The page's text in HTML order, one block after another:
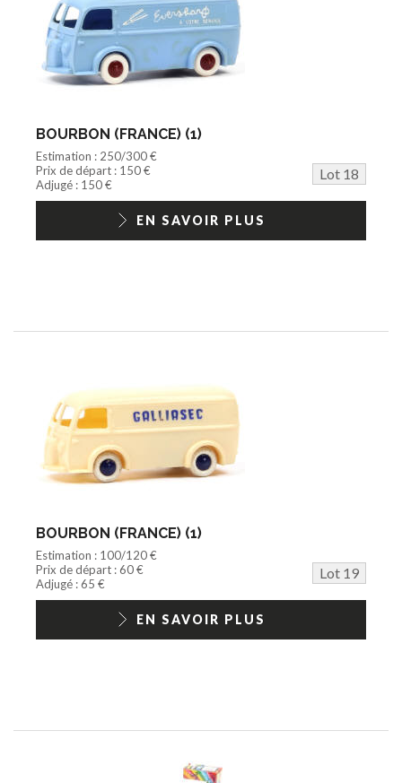
BOURBON (FRANCE) (1)
Estimation : 250/300 €
Prix de départ : 150 €
Lot 18
Adjugé : 150 €
EN SAVOIR PLUS
BOURBON (FRANCE) (1)
Estimation : 100/120 €
Prix de départ : 60 €
Lot 19
Adjugé : 65 €
EN SAVOIR PLUS